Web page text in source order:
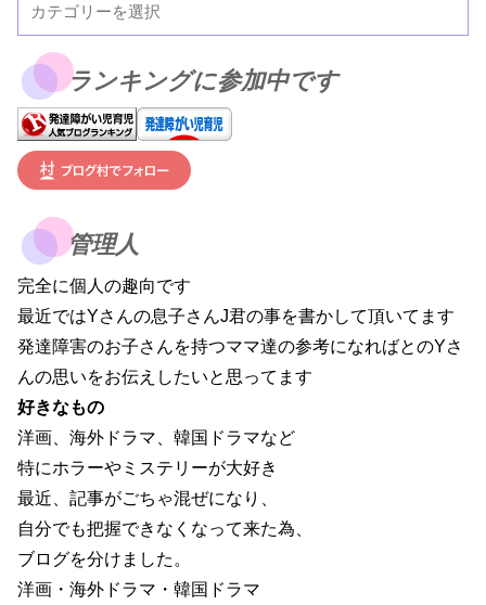
ランキングに参加中です
管理人
完全に個人の趣向です
最近ではYさんの息子さんJ君の事を書かして頂いてます
発達障害のお子さんを持つママ達の参考になればとのYさ
んの思いをお伝えしたいと思ってます
好きなもの
洋画、海外ドラマ、韓国ドラマなど
特にホラーやミステリーが大好き
最近、記事がごちゃ混ぜになり、
自分でも把握できなくなって来た為、
ブログを分けました。
洋画・海外ドラマ・韓国ドラマ